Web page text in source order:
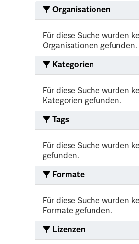
Organisationen
Für diese Suche wurden
Organisationen gefunden.
Kategorien
Für diese Suche wurden
Kategorien gefunden.
Tags
Für diese Suche wurden
gefunden.
Formate
Für diese Suche wurden
Formate gefunden.
Lizenzen